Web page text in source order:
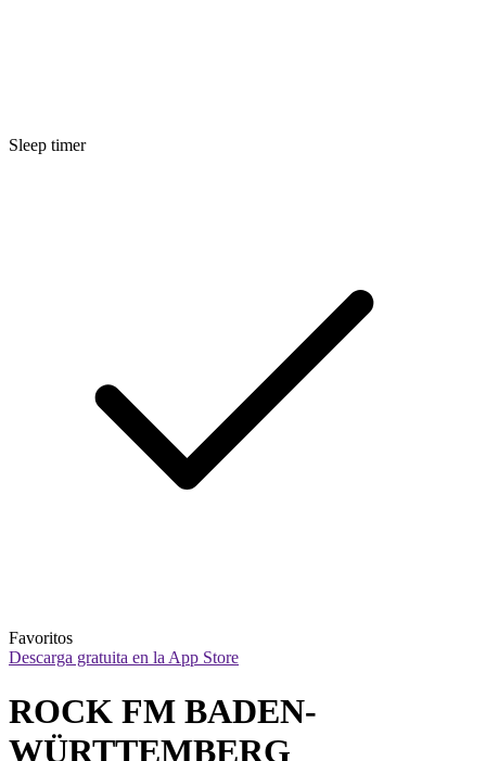
Sleep timer
Favoritos
Descarga gratuita en la App Store
ROCK FM BADEN-
WÜRTTEMBERG